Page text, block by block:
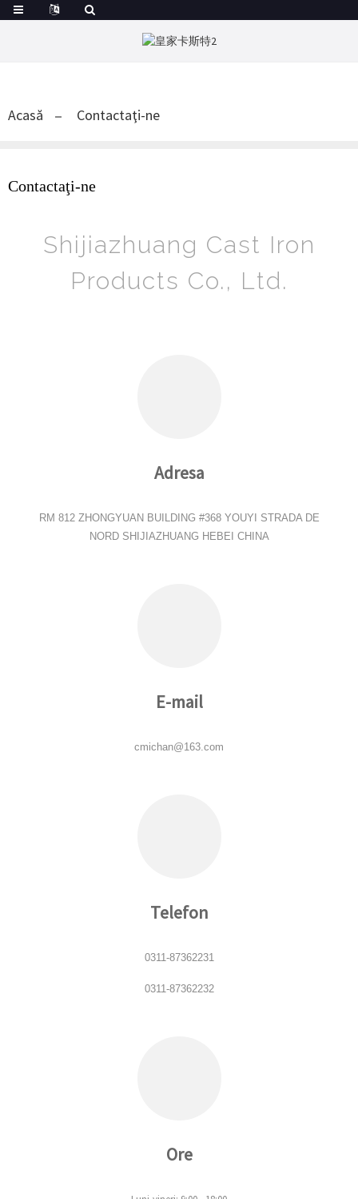
Acasă Contactaţi-ne
Contactaţi-ne
Shijiazhuang Cast Iron
Products Co., Ltd.
Adresa
RM 812 ZHONGYUAN BUILDING #368 YOUYI STRADA DE
NORD SHIJIAZHUANG HEBEI CHINA
E-mail
cmichan@163.com
Telefon
0311-87362231
0311-87362232
Ore